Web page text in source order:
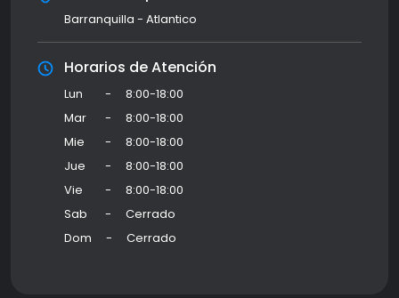
Barranquilla - Atlantico
Horarios de Atención
Lun -
8:00-18:00
Mar
-
8:00-18:00
Mie
-
8:00-18:00
Jue
-
8:00-18:00
Vie
-
8:00-18:00
Sab
-
Cerrado
Dom
- Cerrado